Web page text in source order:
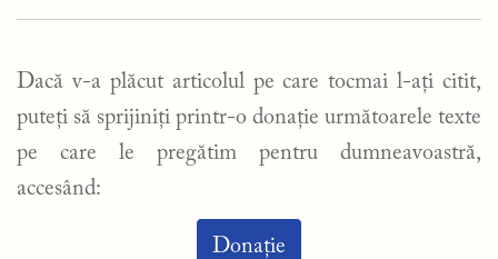
Dacă v-a plăcut articolul pe care tocmai l-ați citit,
puteți să sprijiniți printr-o donație următoarele texte
pe care le pregătim pentru dumneavoastră,
accesând:
Donație